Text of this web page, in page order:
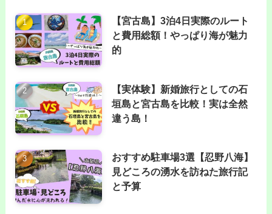
【宮古島】3泊4日実際のルート
と費用総額！やっぱり海が魅力
的
【実体験】新婚旅行としての石
垣島と宮古島を比較！実は全然
違う島！
おすすめ駐車場3選【忍野八海】
見どころの湧水を訪ねた旅行記
と予算